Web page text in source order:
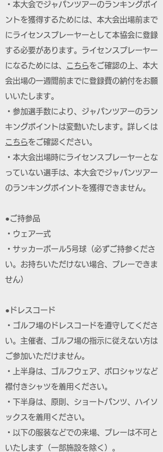
・本大会でジャパンツアーのランキングポイ
ントを獲得するためには、本大会出場前まで
にライセンスプレーヤーとして本協会に登録
する必要があります。ライセンスプレーヤー
になるためには、
こちらをご確認の上、本大
会出場の一週間前までに登録費の納付をお願
いいたします。
・参加選手数により、ジャパンツアーのラン
キングポイントは変動いたします。詳しくは
こちらをご確認ください。
・本大会出場時にライセンスプレーヤーとな
っていない選手は、本大会でジャパンツアー
のランキングポイントを獲得できません。
●ご持参品
・ウェア一式
・サッカーボール5号球（必ずご持参くださ
い。お持ちいただけない場合、プレーできま
せん）
●ドレスコード
・ゴルフ場のドレスコードを遵守してくださ
い。主催者、ゴルフ場の指示に従えない方は
ご参加いただけません。
・上半身は、ゴルフウェア、ポロシャツなど
襟付きシャツを着用ください。
・下半身は、原則、ショートパンツ、ハイソ
ックスを着用ください。
・以下の服装などでの来場、プレーは不可と
いたします（一部施設を除く）。